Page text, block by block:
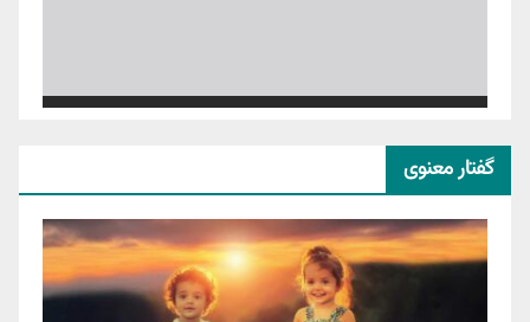
گفتار معنوی